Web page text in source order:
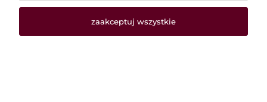
zaakceptuj wszystkie